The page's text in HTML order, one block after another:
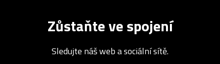
Zůstaňte ve spojení
Sledujte náš web a sociální sítě.